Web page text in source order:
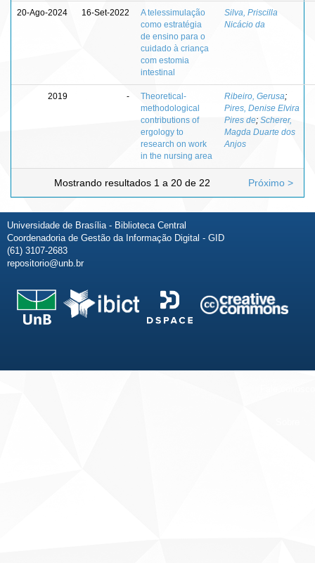
20-Ago-2024 16-Set-2022
A telessimulação
como estratégia
de ensino para o
cuidado à criança
com estomia
intestinal
Silva, Priscilla
Nicácio da
2019 -
Theoretical-
methodological
contributions of
ergology to
research on work
in the nursing area
Ribeiro, Gerusa;
Pires, Denise Elvira
Pires de; Scherer,
Magda Duarte dos
Anjos
Mostrando resultados 1 a 20 de 22 Próximo >
Universidade de Brasília - Biblioteca Central
Coordenadoria de Gestão da Informação Digital - GID
(61) 3107-2683
repositorio@unb.br